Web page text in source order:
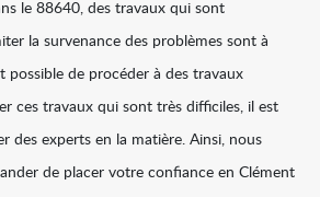
le 88640, des travaux qui sont
la survenance des problèmes sont à
possible de procéder à des travaux
ces travaux qui sont très difficiles, il est
des experts en la matière. Ainsi, nous
de placer votre confiance en Clément